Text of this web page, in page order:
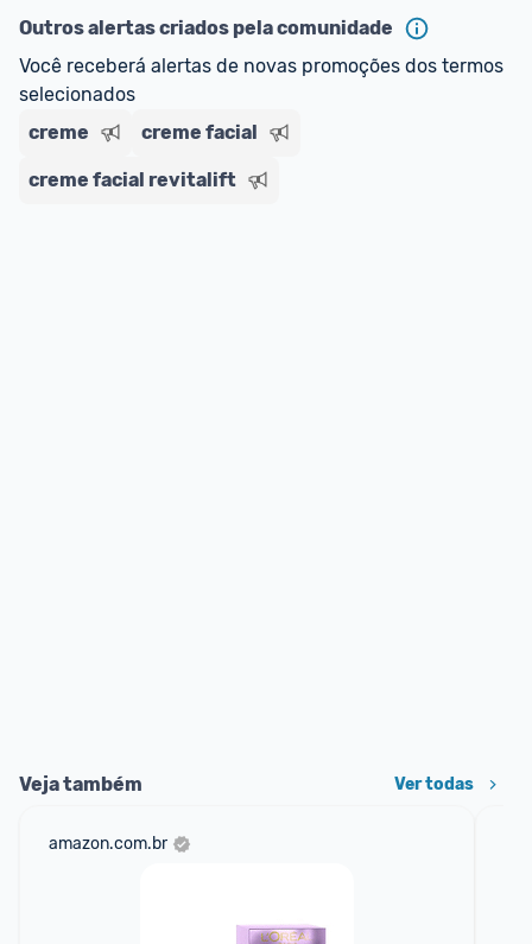
Outros alertas criados pela comunidade
Você receberá alertas de novas promoções dos termos
selecionados
creme
creme facial
creme facial revitalift
Veja também Ver todas
amazon.com.br